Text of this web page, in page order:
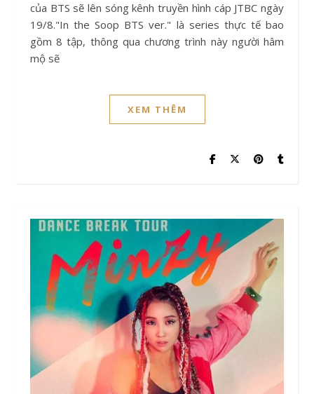
của BTS sẽ lên sóng kênh truyền hình cáp JTBC ngày
19/8."In the Soop BTS ver." là series thực tế bao
gồm 8 tập, thông qua chương trình này người hâm
mộ sẽ
XEM THÊM